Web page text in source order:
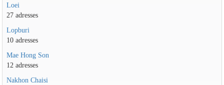
Loei
27 adresses
Lopburi
10 adresses
Mae Hong Son
12 adresses
Nakhon Chaisi